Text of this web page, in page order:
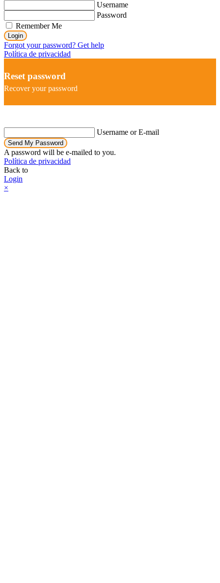
Username
Password
Remember Me
Login
Forgot your password? Get help
Política de privacidad
Reset password
Recover your password
Username or E-mail
Send My Password
A password will be e-mailed to you.
Política de privacidad
Back to
Login
×